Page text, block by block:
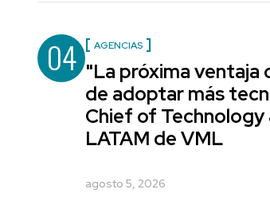
04 AGENCIAS
"La próxima
de adoptar más
Chief of Technology
LATAM de VML
agosto 5, 2026